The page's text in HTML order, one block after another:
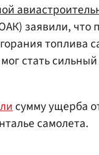
заявили, что
топлива
стать
сумму ущерба
самолета.